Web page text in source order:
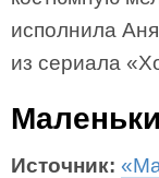
исполнила
из сериала
Источник: